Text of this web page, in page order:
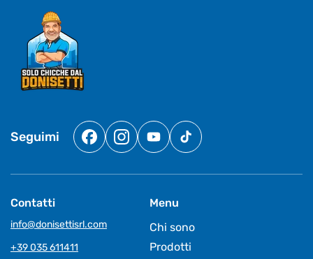
Seguimi
FacebookInstagram
YouTubeTikTok
Contatti
info@donisettisrl.com
+39 035 611411
Menu
Chi sono
Prodotti